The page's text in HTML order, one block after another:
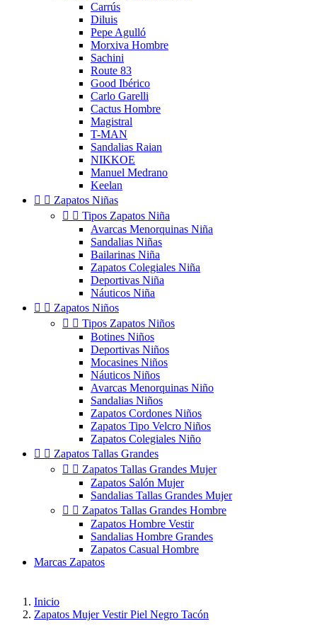
Carrús
Diluis
Pepe Agulló
Morxiva Hombre
Sachini
Route 83
Good Ibérico
Carlo Garelli
Cactus Hombre
Magistral
T-MAN
Sandalias Raian
NIKKOE
Manuel Medrano
Keelan
  Zapatos Niñas
  Tipos Zapatos Niña
Avarcas Menorquinas Niña
Sandalias Niñas
Bailarinas Niña
Zapatos Colegiales Niña
Deportivas Niña
Náuticos Niña
  Zapatos Niños
  Tipos Zapatos Niños
Botines Niños
Deportivas Niños
Mocasines Niños
Náuticos Niños
Avarcas Menorquinas Niño
Sandalias Niños
Zapatos Cordones Niños
Zapatos Tipo Velcro Niños
Zapatos Colegiales Niño
  Zapatos Tallas Grandes
  Zapatos Tallas Grandes Mujer
Zapatos Salón Mujer
Sandalias Tallas Grandes Mujer
  Zapatos Tallas Grandes Hombre
Zapatos Hombre Vestir
Sandalias Hombre Grandes
Zapatos Casual Hombre
Marcas Zapatos
Inicio
Zapatos Mujer Vestir Piel Negro Tacón